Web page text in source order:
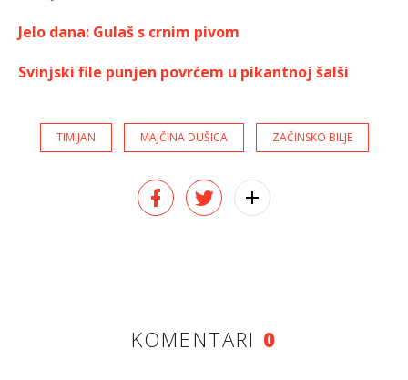
Jelo dana: Gulaš s crnim pivom
Svinjski file punjen povrćem u pikantnoj šalši
TIMIJAN MAJČINA DUŠICA ZAČINSKO BILJE
KOMENTARI 0